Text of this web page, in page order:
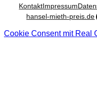
KontaktImpressum
hansel-mieth-preis.de
Cookie Consent mit Real